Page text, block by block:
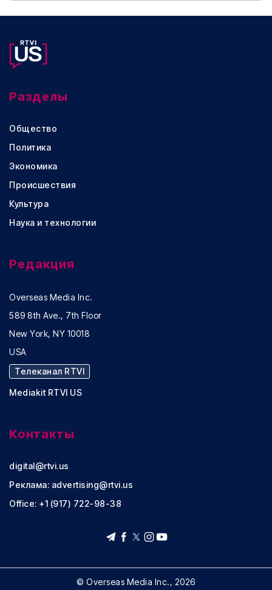
Разделы
Общество
Политика
Экономика
Происшествия
Культура
Наука и технологии
Редакция
Overseas Media Inc.
589 8th Ave., 7th Floor
New York, NY 10018
USA
Телеканал RTVI
Mediakit RTVI US
Контакты
digital@rtvi.us
Реклама: advertising@rtvi.us
Office: +1 (917) 722-98-38
© Overseas Media Inc., 2026